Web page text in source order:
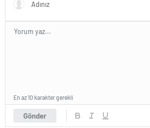
Gönder
En az 10 karakter gerekli